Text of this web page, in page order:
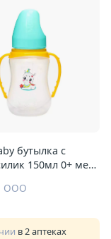
бутылка с
150мл 0+ мес
ООО
в 2 аптеках